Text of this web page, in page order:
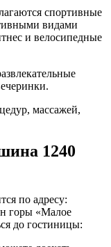
спортивные
видами
и велосипедные
массажей,
1240
по адресу:
горы «Малое
до гостиницы: